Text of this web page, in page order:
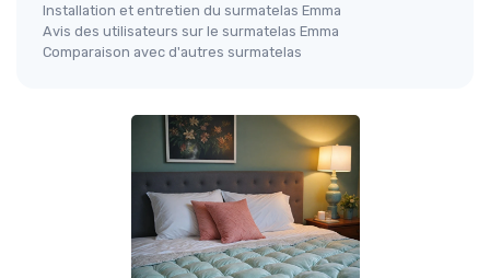
Installation et entretien du surmatelas Emma
Avis des utilisateurs sur le surmatelas Emma
Comparaison avec d'autres surmatelas